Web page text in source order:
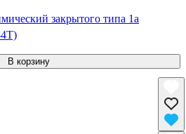
закрытого типа 1a
В корзину